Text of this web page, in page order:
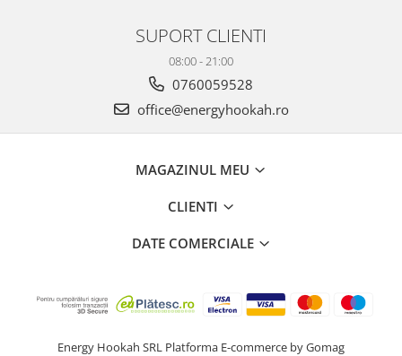
SUPORT CLIENTI
08:00 - 21:00
0760059528
office@energyhookah.ro
MAGAZINUL MEU
CLIENTI
DATE COMERCIALE
Energy Hookah SRL Platforma E-commerce by Gomag